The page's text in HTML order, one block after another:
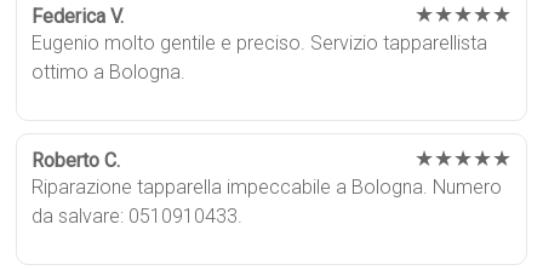
Federica V. ★★★★★
Eugenio molto gentile e preciso. Servizio tapparellista
ottimo a Bologna.
Roberto C. ★★★★★
Riparazione tapparella impeccabile a Bologna. Numero
da salvare: 0510910433.